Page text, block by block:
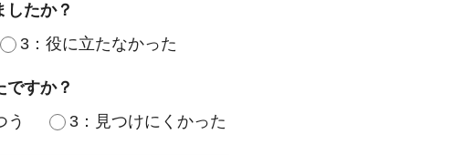
たか？
3：役に立たなかった
すか？
う 3：見つけにくかった